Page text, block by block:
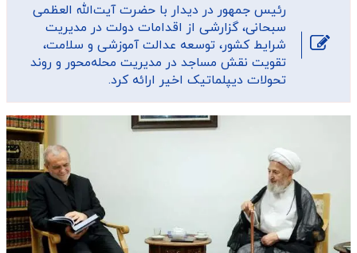
رئیس جمهور در دیدار با حضرت آیت‌الله العظمی
سبحانی، گزارشی از اقدامات دولت در مدیریت
شرایط کشور، توسعه عدالت آموزشی و سلامت،
تقویت نقش مساجد در مدیریت محله‌محور و روند
تحولات دیپلماتیک اخیر ارائه کرد.